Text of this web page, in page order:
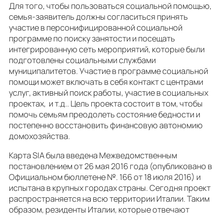
Для того, чтобы пользоваться социальной помощью,
семья-заявитель должны согласиться принять
участие в персонифицированной социальной
программе по поиску занятости и посещать
интегрированную сеть мероприятий, которые были
подготовлены социальными службами
муниципалитетов. Участие в программе социальной
помощи может включать в себя контакт с центрами
услуг, активный поиск работы, участие в социальных
проектах, и т.д.. Цель проекта состоит в том, чтобы
помочь семьям преодолеть состояние бедности и
постепенно восстановить финансовую автономию
домохозяйства.
Карта SIA была введена Межведомственным
постановлением от 26 мая 2016 года (опубликовано в
Официальном бюллетене №. 166 от 18 июля 2016) и
испытана в крупных городах страны. Сегодня проект
распространяется на всю территории Италии. Таким
образом, резиденты Италии, которые отвечают